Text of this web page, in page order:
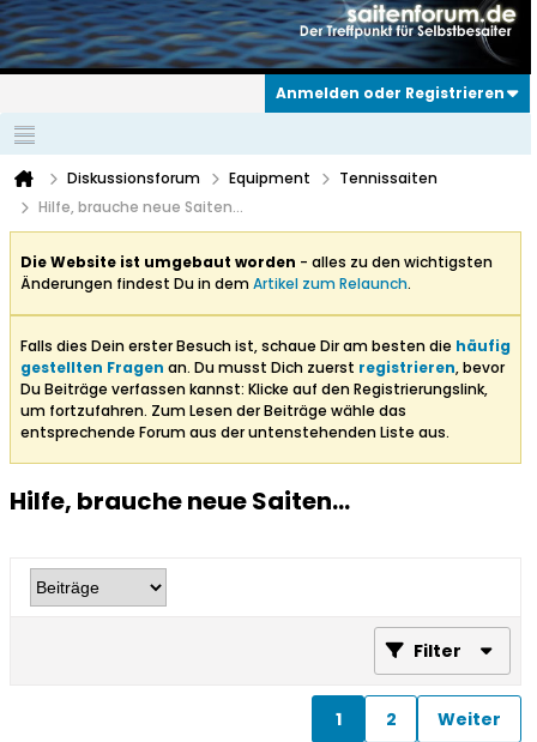
Anmelden oder Registrieren
Diskussionsforum Equipment
Tennissaiten
Hilfe, brauche neue Saiten...
Die Website ist umgebaut worden - alles zu den wichtigsten
Änderungen findest Du in demArtikel zum Relaunch.
Falls dies Dein erster Besuch ist, schaue Dir am besten die häufig
gestellten Fragen an. Du musst Dich zuerst registrieren, bevor
Du Beiträge verfassen kannst: Klicke auf den Registrierungslink,
um fortzufahren. Zum Lesen der Beiträge wähle das
entsprechende Forum aus der untenstehenden Liste aus.
Hilfe, brauche neue Saiten...
Filter
1 2 Weiter